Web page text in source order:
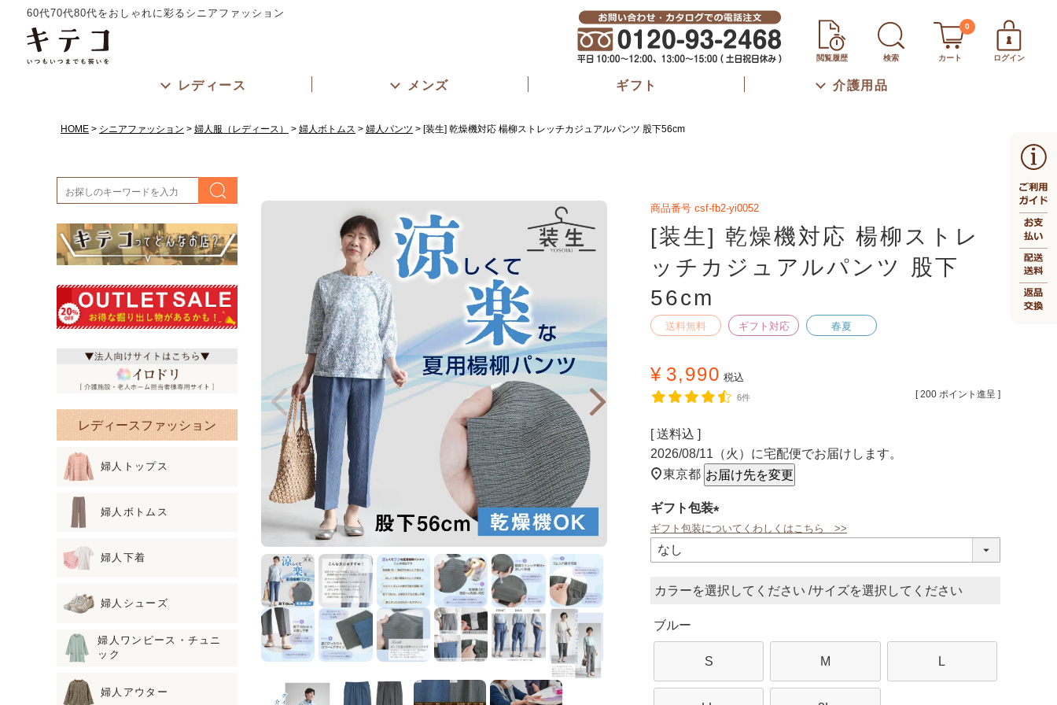
60代70代80代をおしゃれに彩るシニアファッション
閲覧履歴 検索 カート
0
ログイン
レディース メンズ ギフト 介護用品
HOME シニアファッション 婦人服（レディース） 婦人ボトムス 婦人パンツ [装生] 乾燥機対応 楊柳ストレッチカジュアルパンツ 股下56cm
レディースファッション
婦人トップス
婦人ボトムス
婦人下着
婦人シューズ
婦人ワンピース・チュニ
ック
婦人アウター
商品番号 csf-fb2-yi0052
[装生] 乾燥機対応 楊柳ストレ
ッチカジュアルパンツ 股下
56cm
送料無料 ギフト対応 春夏
¥ 3,990 税込
[ 200 ポイント進呈 ]
6件
送料込
2026/08/11（火） に宅配便でお届けします。
東京都 お届け先を変更
ギフト包装
(必
ギフト包装についてくわしくはこちら >>
カラー サイズ
ブルー
S M L